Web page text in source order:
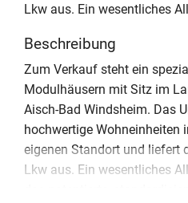
Lkw aus. Ein wesentliches
Beschreibung
Zum Verkauf steht ein
Modulhäusern mit Sitz im
Aisch-Bad Windsheim. Das
hochwertige Wohneinheiten
eigenen Standort und liefert
Lkw aus. Ein wesentliches